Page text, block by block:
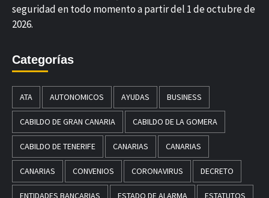
seguridad en todo momento a partir del 1 de octubre de
2026.
Categorías
ATA AUTONOMICOS AYUDAS BUSINESS
CABILDO DE GRAN CANARIA CABILDO DE LA GOMERA
CABILDO DE TENERIFE CANARIAS CANARIAS
CANARIAS CONVENIOS CORONAVIRUS DECRETO
ENTIDADES BANCARIAS ESTADO DE ALARMA ESTATUTOS